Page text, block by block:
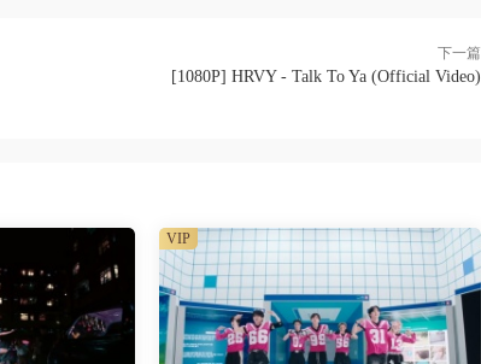
下一篇
[1080P] HRVY - Talk To Ya (Official Video)
VIP